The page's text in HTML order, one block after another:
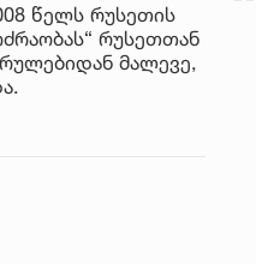
წელს რუსეთის
რუსეთთან
მალევე,